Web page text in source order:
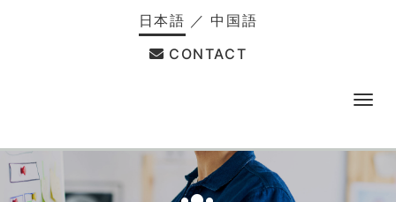
日本語 ／ 中国語
CONTACT
メ